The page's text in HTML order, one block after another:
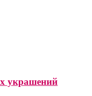
украшений